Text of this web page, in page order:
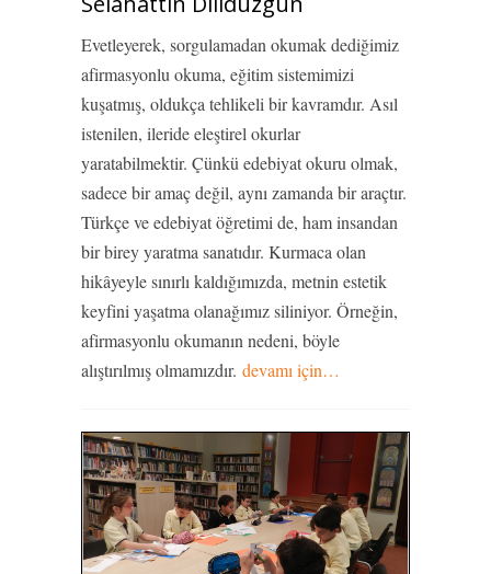
Evetleyerek, sorgulamadan okumak dediğimiz
afirmasyonlu okuma, eğitim sistemimizi
kuşatmış, oldukça tehlikeli bir kavramdır. Asıl
istenilen, ileride eleştirel okurlar
yaratabilmektir. Çünkü edebiyat okuru olmak,
sadece bir amaç değil, aynı zamanda bir araçtır.
Türkçe ve edebiyat öğretimi de, ham insandan
bir birey yaratma sanatıdır. Kurmaca olan
hikâyeyle sınırlı kaldığımızda, metnin estetik
keyfini yaşatma olanağımız siliniyor. Örneğin,
afirmasyonlu okumanın nedeni, böyle
alıştırılmış olmamızdır. devamı için…